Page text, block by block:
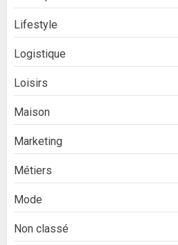
Lifestyle
Logistique
Loisirs
Maison
Marketing
Métiers
Mode
Non classé